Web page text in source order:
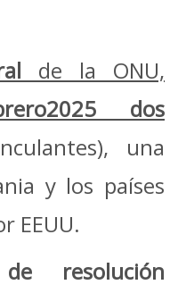
de la ONU,
dos
una
y los países
EEUU.
resolución